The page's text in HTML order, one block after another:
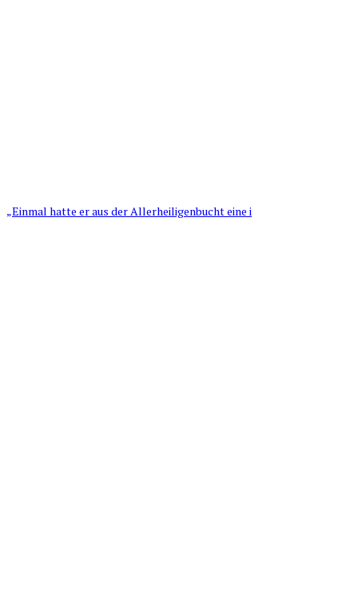
„Einmal hatte er aus der Allerheiligenbucht eine i